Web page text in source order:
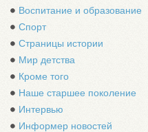
Воспитание и образование
Спорт
Страницы истории
Мир детства
Кроме того
Наше старшее поколение
Интервью
Информер новостей